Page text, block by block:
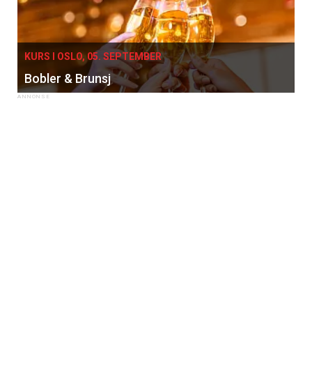
KURS I OSLO, 05. SEPTEMBER
Bobler & Brunsj